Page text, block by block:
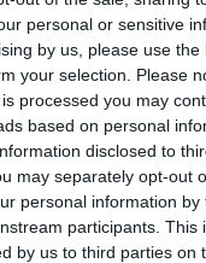
personal or sensitive
by us, please use the
your selection. Please
processed you may
based on personal
disclosed to
may separately opt-out
personal information
participants.
by us to third parties on